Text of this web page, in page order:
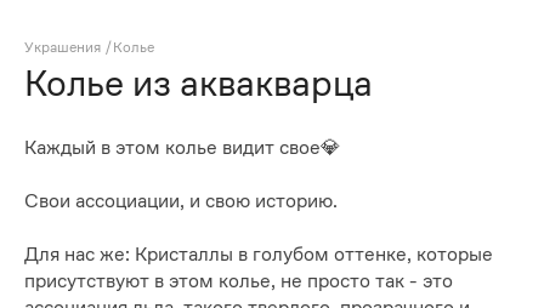
Украшения /Колье
Колье из аквакварца
Каждый в этом колье видит свое💎
Свои ассоциации, и свою историю.
Для нас же: Кристаллы в голубом оттенке, которые
присутствуют в этом колье, не просто так - это